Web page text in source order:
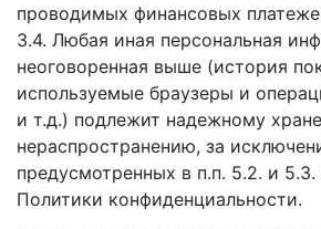
проводимых финансовых
3.4. Любая иная персональная
неоговоренная выше (история
используемые браузеры и
и т.д.) подлежит надежному
нераспространению, за
предусмотренных в п.п. 5.2. и
Политики конфиденциальности.